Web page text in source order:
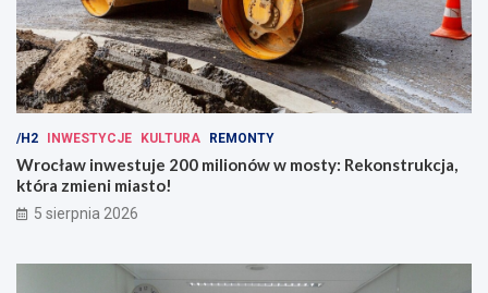
/H2 INWESTYCJE KULTURA REMONTY
Wrocław inwestuje 200 milionów w mosty: Rekonstrukcja,
która zmieni miasto!
5 sierpnia 2026